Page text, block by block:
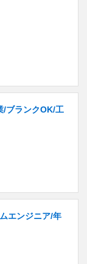
/ブランクOK/工
エンジニア/年